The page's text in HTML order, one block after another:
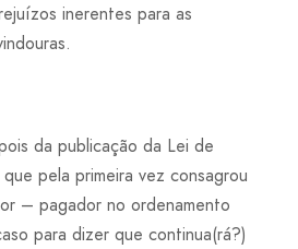
inerentes para as
da publicação da Lei de
pela primeira vez consagrou
– pagador no ordenamento
para dizer que continua(rá?)